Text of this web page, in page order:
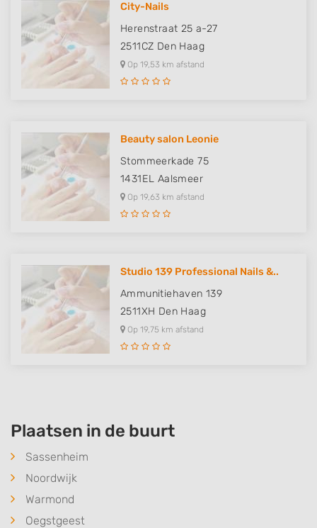
City-Nails
Herenstraat 25 a-27
2511CZ Den Haag
Op 19,53 km afstand
Beauty salon Leonie
Stommeerkade 75
1431EL Aalsmeer
Op 19,63 km afstand
Studio 139 Professional Nails &..
Ammunitiehaven 139
2511XH Den Haag
Op 19,75 km afstand
Plaatsen in de buurt
Sassenheim
Noordwijk
Warmond
Oegstgeest